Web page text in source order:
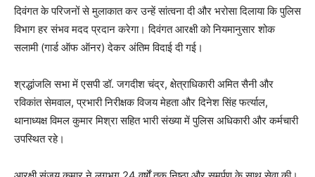
दिवंगत के परिजनों से मुलाकात कर उन्हें सांत्वना दी और भरोसा दिलाया कि पुलिस
विभाग हर संभव मदद प्रदान करेगा। दिवंगत आरक्षी को नियमानुसार शोक
सलामी (गार्ड ऑफ ऑनर) देकर अंतिम विदाई दी गई।
श्रद्धांजलि सभा में एसपी डॉ. जगदीश चंद्र, क्षेत्राधिकारी अमित सैनी और
रविकांत सेमवाल, प्रभारी निरीक्षक विजय मेहता और दिनेश सिंह फर्त्याल,
थानाध्यक्ष विमल कुमार मिश्रा सहित भारी संख्या में पुलिस अधिकारी और कर्मचारी
उपस्थित रहे।